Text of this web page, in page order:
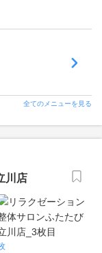
全てのメニューを見る
川店